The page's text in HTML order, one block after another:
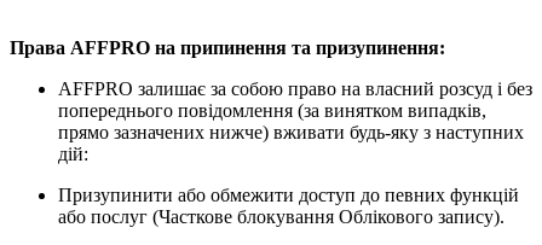
Права AFFPRO на припинення та призупинення:
AFFPRO залишає за собою право на власний розсуд і без
попереднього повідомлення (за винятком випадків,
прямо зазначених нижче) вживати будь-яку з наступних
дій:
Призупинити або обмежити доступ до певних функцій
або послуг (Часткове блокування Облікового запису).